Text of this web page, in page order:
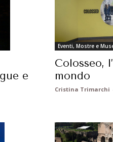
e
Eventi, Mostre e
Colosseo,
mondo
Cristina Trimarchi